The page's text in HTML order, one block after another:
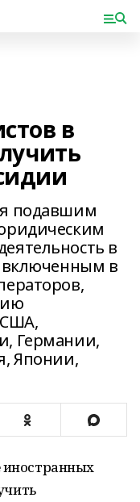
в
подавшим
в
включенным в
США,
Германии,
Японии,